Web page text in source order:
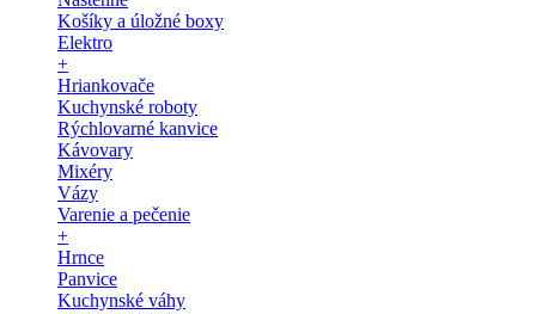
Košíky a úložné boxy
Elektro
+
Hriankovače
Kuchynské roboty
Rýchlovarné kanvice
Kávovary
Mixéry
Vázy
Varenie a pečenie
+
Hrnce
Panvice
Kuchynské váhy